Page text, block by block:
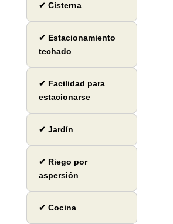
✔ Cisterna
✔ Estacionamiento
techado
✔ Facilidad para
estacionarse
✔ Jardín
✔ Riego por
aspersión
✔ Cocina